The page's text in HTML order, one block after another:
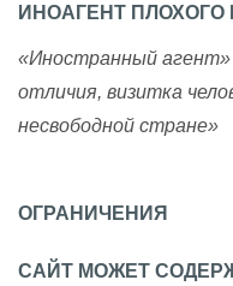
ИНОАГЕНТ ПЛОХОГО
«Иностранный агент»
отличия, визитка
несвободной стране»
ОГРАНИЧЕНИЯ
САЙТ МОЖЕТ